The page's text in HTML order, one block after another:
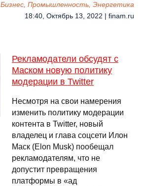
Бизнес, Промышленность, Энергетика
18:40, Октябрь 13, 2022 | finam.ru
Рекламодатели обсудят с
Маском новую политику
модерации в Twitter
Несмотря на свои намерения
изменить политику модерации
контента в Twitter, новый
владелец и глава соцсети Илон
Маск (Elon Musk) пообещал
рекламодателям, что не
допустит превращения
платформы в «ад